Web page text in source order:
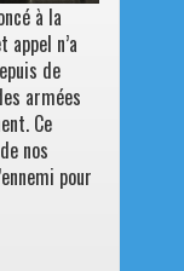
à la
n’a
de
armées
Ce
nos
pour